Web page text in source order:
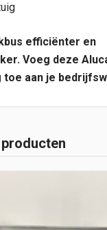
efficiënter en
Voeg deze
toe aan je